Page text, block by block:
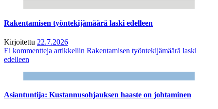
Rakentamisen työntekijämäärä laski edelleen
Kirjoitettu 22.7.2026
Ei kommentteja artikkeliin Rakentamisen työntekijämäärä laski
edelleen
Asiantuntija: Kustannusohjauksen haaste on johtaminen